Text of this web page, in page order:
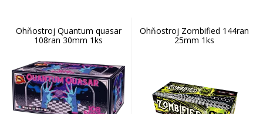
Ohňostroj Quantum quasar
108ran 30mm 1ks
Ohňostroj Zombified 144ran
25mm 1ks